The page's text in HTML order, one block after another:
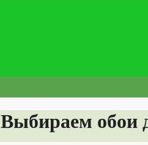
Выбираем обои